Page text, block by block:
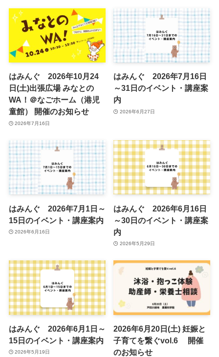
はみんぐ 2026年10月24
日(土)出張広場 みなとの
WA！＠なごホーム（港児
童館） 開催のお知らせ
2026年7月16日
はみんぐ 2026年7月16日
～31日のイベント・講座案
内
2026年6月27日
はみんぐ 2026年7月1日～
15日のイベント・講座案内
2026年6月16日
はみんぐ 2026年6月16日
～30日のイベント・講座案
内
2026年5月29日
はみんぐ 2026年6月1日～
15日のイベント・講座案内
2026年5月19日
2026年6月20日(土) 妊娠と
子育てを繋ぐvol.6 開催
のお知らせ